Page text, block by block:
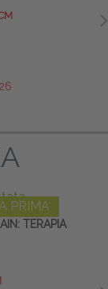
PRIMA
TERAPIA